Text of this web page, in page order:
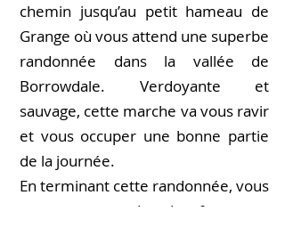
chemin jusqu’au petit hameau de
Grange où vous attend une superbe
randonnée dans la vallée de
Borrowdale. Verdoyante et
sauvage, cette marche va vous ravir
et vous occuper une bonne partie
de la journée.
En terminant cette randonnée, vous
pourrez reprendre des forces en